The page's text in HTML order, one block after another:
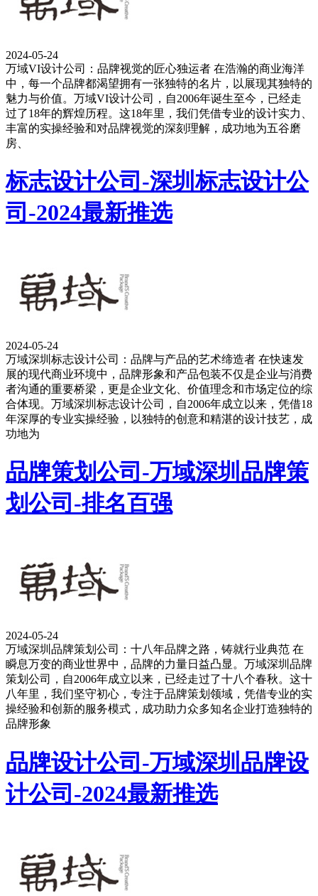
2024-05-24
万域VI设计公司：品牌视觉的匠心独运者 在浩瀚的商业海洋
中，每一个品牌都渴望拥有一张独特的名片，以展现其独特的
魅力与价值。万域VI设计公司，自2006年诞生至今，已经走
过了18年的辉煌历程。这18年里，我们凭借专业的设计实力、
丰富的实操经验和对品牌视觉的深刻理解，成功地为五谷磨
房、
标志设计公司-深圳标志设计公
司-2024最新推选
2024-05-24
万域深圳标志设计公司：品牌与产品的艺术缔造者 在快速发
展的现代商业环境中，品牌形象和产品包装不仅是企业与消费
者沟通的重要桥梁，更是企业文化、价值理念和市场定位的综
合体现。万域深圳标志设计公司，自2006年成立以来，凭借18
年深厚的专业实操经验，以独特的创意和精湛的设计技艺，成
功地为
品牌策划公司-万域深圳品牌策
划公司-排名百强
2024-05-24
万域深圳品牌策划公司：十八年品牌之路，铸就行业典范 在
瞬息万变的商业世界中，品牌的力量日益凸显。万域深圳品牌
策划公司，自2006年成立以来，已经走过了十八个春秋。这十
八年里，我们坚守初心，专注于品牌策划领域，凭借专业的实
操经验和创新的服务模式，成功助力众多知名企业打造独特的
品牌形象
品牌设计公司-万域深圳品牌设
计公司-2024最新推选